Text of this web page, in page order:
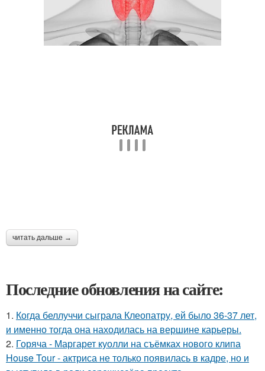
читать дальше →
Последние обновления на сайте:
1. Когда беллуччи сыграла Клеопатру, ей было 36-37 лет,
и именно тогда она находилась на вершине карьеры.
2. Горяча - Маргарет куолли на съёмках нового клипа
House Tour - актриса не только появилась в кадре, но и